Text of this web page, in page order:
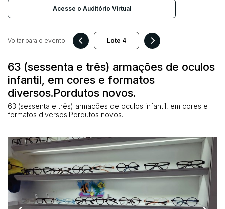
Acesse o Auditório Virtual
63 (sessenta e três) armações de oculos
infantil, em cores e formatos
diversos.Pordutos novos.
63 (sessenta e três) armações de oculos infantil, em cores e
formatos diversos.Pordutos novos.
Voltar para o evento